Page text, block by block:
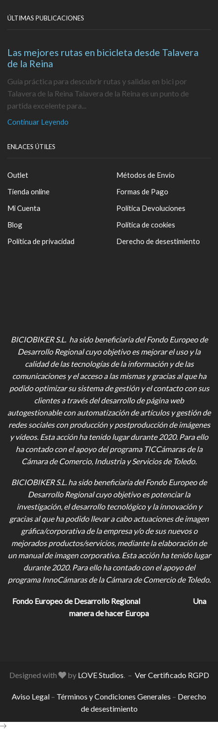
ÚLTIMAS PUBLICACIONES
Las mejores rutas en bicicleta desde Talavera
de la Reina
Guía práctica para descubrir rutas y salidas en bici por
Talavera de la Reina Talavera de la Reina es un punto de
partida excelente para...
Continuar Leyendo
ENLACES ÚTILES
Outlet
Tienda online
Mi Cuenta
Blog
Política de privacidad
Métodos de Envío
Formas de Pago
Política Devoluciones
Política de cookies
Derecho de desestimiento
BICIOBIKER S.L. ha sido beneficiaria del Fondo Europeo de
Desarrollo Regional cuyo objetivo es mejorar el uso y la
calidad de las tecnologías de la información y de las
comunicaciones y el acceso a las mismas y gracias al que ha
podido optimizar su sistema de gestión y el contacto con sus
clientes a través del desarrollo de página web
autogestionable con automatización de artículos y gestión de
redes sociales con producción y postproducción de imágenes
y vídeos. Esta acción ha tenido lugar durante 2020. Para ello
ha contado con el apoyo del programa TICCámaras de la
Cámara de Comercio, Industria y Servicios de Toledo.
BICIOBIKER S.L. ha sido beneficiaria del Fondo Europeo de
Desarrollo Regional cuyo objetivo es potenciar la
investigación, el desarrollo tecnológico y la innovación y
gracias al que ha podido llevar a cabo actuaciones de imagen
gráfica/corporativa de la empresa y/o de sus nuevos o
mejorados productos/servicios, mediante la elaboración de
un manual de imagen corporativa. Esta acción ha tenido lugar
durante 2020. Para ello ha contado con el apoyo del
programa InnoCámaras de la Cámara de Comercio de Toledo.
Fondo Europeo de Desarrollo Regional
Una
manera de hacer Europa
Designed with by LOVE Studios. – Ver Certificado RGPD
Aviso Legal – Términos y Condiciones Generales – Derecho
de desestimiento